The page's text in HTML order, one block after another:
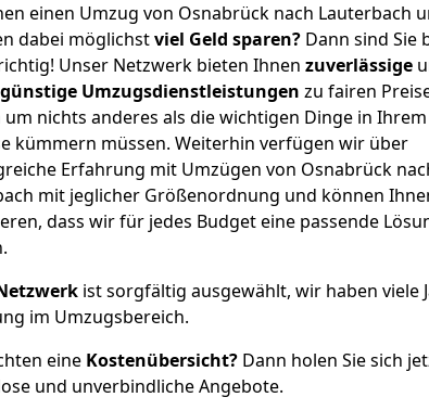
einen Umzug von Osnabrück nach Lauterbach
dabei möglichstviel Geld sparen? Dann sind Sie
Unser Netzwerk bieten Ihnen zuverlässige
Umzugsdienstleistungen zu fairen
um nichts anderes als die wichtigen Dinge in
kümmern müssen. Weiterhin verfügen wir über
Erfahrung mit Umzügen von Osnabrück
mit jeglicher Größenordnung und können
dass wir für jedes Budget eine passende
ist sorgfältig ausgewählt, wir haben viele
im Umzugsbereich.
eine Kostenübersicht? Dann holen Sie sich
und unverbindliche Angebote.